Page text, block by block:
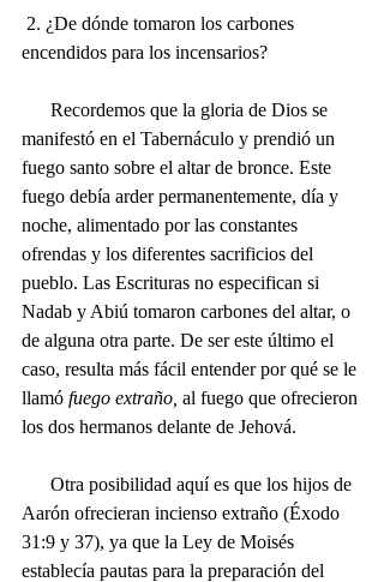
encendidos para los incensarios?
manifestó en el Tabernáculo y prendió un
fuego santo sobre el altar de bronce. Este
fuego debía arder permanentemente, día y
noche, alimentado por las constantes
ofrendas y los diferentes sacrificios del
pueblo. Las Escrituras no especifican si
Nadab y Abiú tomaron carbones del altar, o
de alguna otra parte. De ser este último el
caso, resulta más fácil entender por qué se le
llamó fuego extraño, al fuego que ofrecieron
los dos hermanos delante de Jehová.
Aarón ofrecieran incienso extraño (Éxodo
31:9 y 37), ya que la Ley de Moisés
establecía pautas para la preparación del